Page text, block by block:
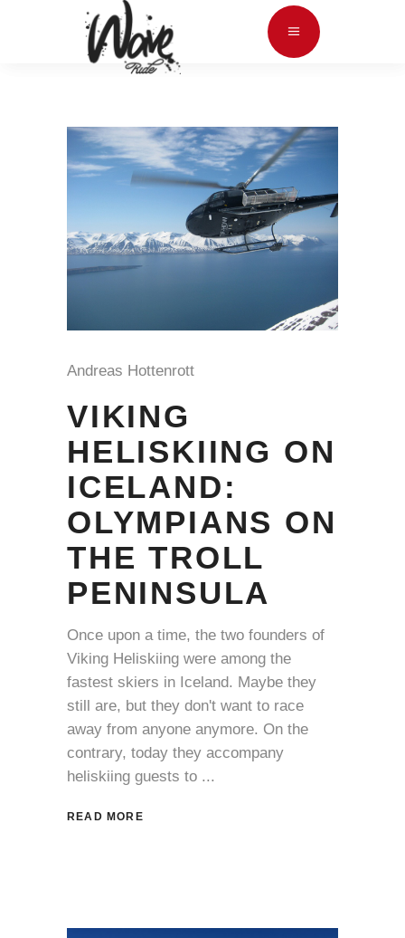
Andreas Hottenrott
VIKING
HELISKIING ON
ICELAND:
OLYMPIANS ON
THE TROLL
PENINSULA
Once upon a time, the two founders of
Viking Heliskiing were among the
fastest skiers in Iceland. Maybe they
still are, but they don't want to race
away from anyone anymore. On the
contrary, today they accompany
heliskiing guests to
READ MORE